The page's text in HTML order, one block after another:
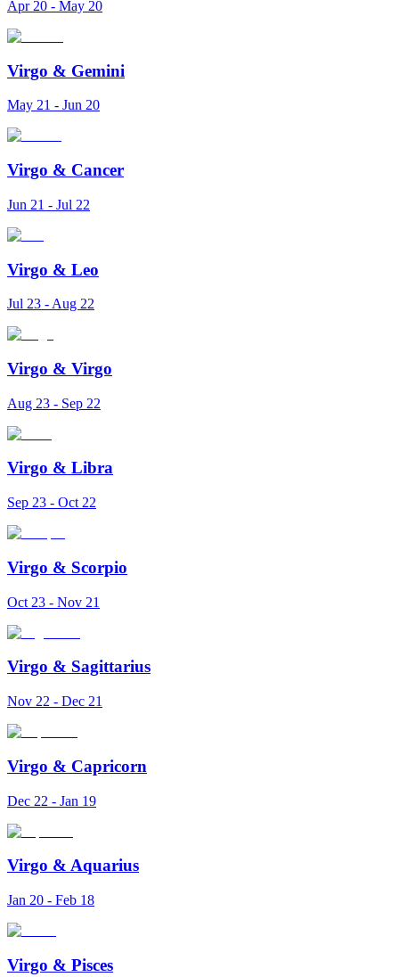
Apr 20 - May 20
Virgo & Gemini
May 21 - Jun 20
Virgo & Cancer
Jun 21 - Jul 22
Virgo & Leo
Jul 23 - Aug 22
Virgo & Virgo
Aug 23 - Sep 22
Virgo & Libra
Sep 23 - Oct 22
Virgo & Scorpio
Oct 23 - Nov 21
Virgo & Sagittarius
Nov 22 - Dec 21
Virgo & Capricorn
Dec 22 - Jan 19
Virgo & Aquarius
Jan 20 - Feb 18
Virgo & Pisces